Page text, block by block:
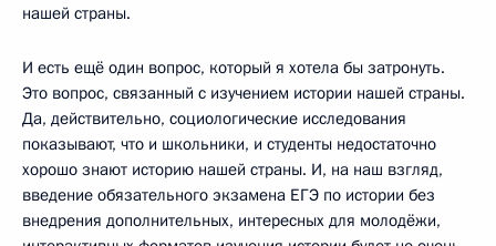
нашей страны.
И есть ещё один вопрос, который я хотела бы затронуть.
Это вопрос, связанный с изучением истории нашей страны.
Да, действительно, социологические исследования
показывают, что и школьники, и студенты недостаточно
хорошо знают историю нашей страны. И, на наш взгляд,
введение обязательного экзамена ЕГЭ по истории без
внедрения дополнительных, интересных для молодёжи,